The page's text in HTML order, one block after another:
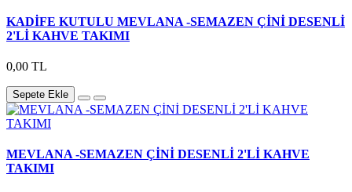
KADİFE KUTULU MEVLANA -SEMAZEN ÇİNİ DESENLİ
2'Lİ KAHVE TAKIMI
0,00 TL
Sepete Ekle
MEVLANA -SEMAZEN ÇİNİ DESENLİ 2'Lİ KAHVE
TAKIMI